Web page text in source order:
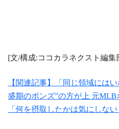
[文/構成:ココカラネクスト編集
【関連記事】「同じ領域には
盛期のボンズ”の方が上 元
「何を摂取したかは気にしない